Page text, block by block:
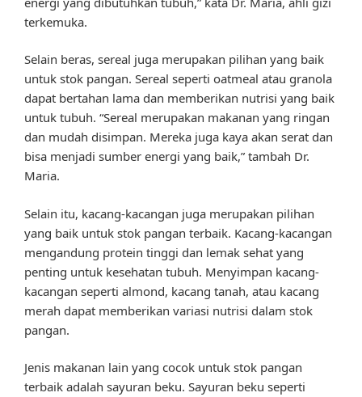
terkemuka.
Selain beras, sereal juga merupakan pilihan yang baik
untuk stok pangan. Sereal seperti oatmeal atau granola
dapat bertahan lama dan memberikan nutrisi yang baik
untuk tubuh. “Sereal merupakan makanan yang ringan
dan mudah disimpan. Mereka juga kaya akan serat dan
bisa menjadi sumber energi yang baik,” tambah Dr.
Maria.
Selain itu, kacang-kacangan juga merupakan pilihan
yang baik untuk stok pangan terbaik. Kacang-kacangan
mengandung protein tinggi dan lemak sehat yang
penting untuk kesehatan tubuh. Menyimpan kacang-
kacangan seperti almond, kacang tanah, atau kacang
merah dapat memberikan variasi nutrisi dalam stok
pangan.
Jenis makanan lain yang cocok untuk stok pangan
terbaik adalah sayuran beku. Sayuran beku seperti